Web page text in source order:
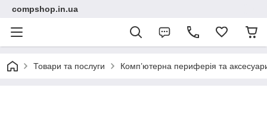
compshop.in.ua
Товари та послуги Комп’ютерна периферія та